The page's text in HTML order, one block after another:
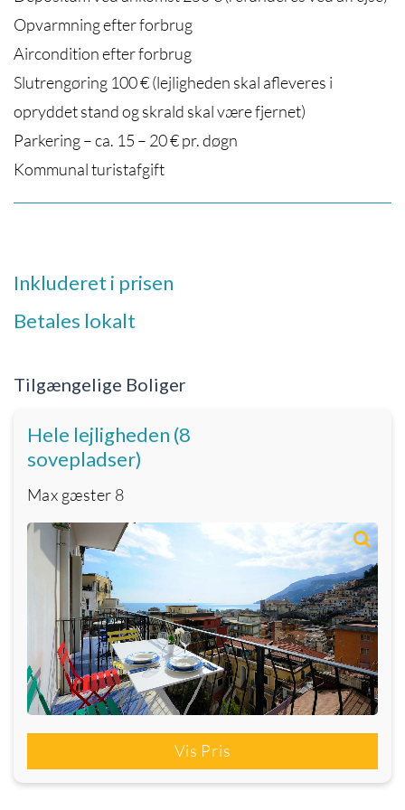
Opvarmning efter forbrug
Aircondition efter forbrug
Slutrengøring 100 € (lejligheden skal afleveres i
opryddet stand og skrald skal være fjernet)
Parkering – ca. 15 – 20 € pr. døgn
Kommunal turistafgift
Inkluderet i prisen
Betales lokalt
Tilgængelige Boliger
Hele lejligheden (8
sovepladser)
Max gæster 8
Vis Pris